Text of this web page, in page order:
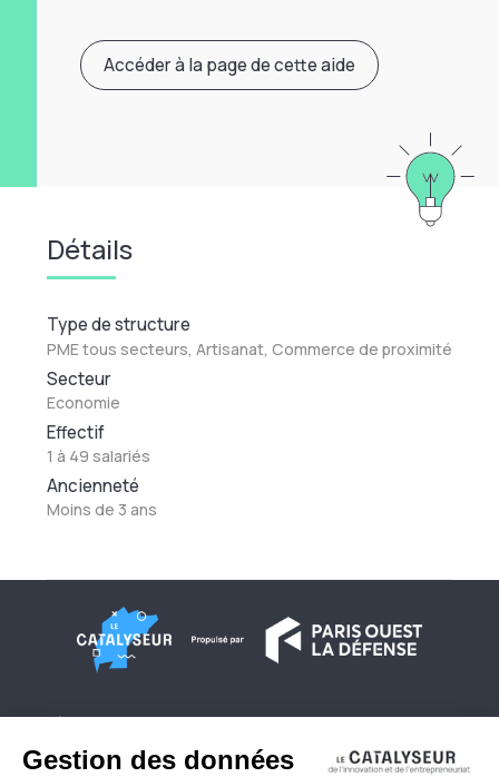
Accéder à la page de cette aide
Détails
Type de structure
PME tous secteurs, Artisanat, Commerce de proximité
Secteur
Economie
Effectif
1 à 49 salariés
Ancienneté
Moins de 3 ans
Conditions générales d'utilisation